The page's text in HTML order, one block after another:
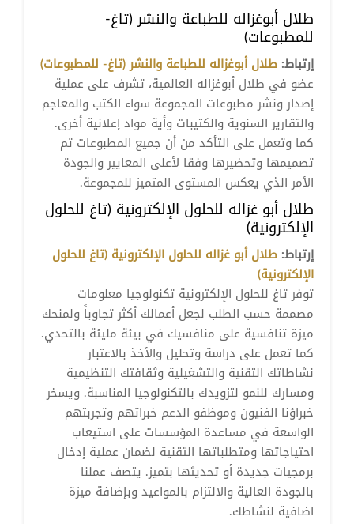
طلال أبوغزاله للطباعة والنشر (تاغ-
للمطبوعات)
إرتباط: طلال أبوغزاله للطباعة والنشر (تاغ- للمطبوعات)
عضو في طلال أبوغزاله العالمية، تشرف على عملية
إصدار ونشر مطبوعات المجموعة سواء الكتب والمعاجم
والتقارير السنوية والكتيبات وأية مواد إعلانية أخرى.
كما وتعمل على التأكد من أن جميع المطبوعات تم
تصميمها وتحضيرها وفقا لأعلى المعايير والجودة
الأمر الذي يعكس المستوى المتميز للمجموعة.
طلال أبو غزاله للحلول الإلكترونية (تاغ للحلول
الإلكترونية)
إرتباط: طلال أبو غزاله للحلول الإلكترونية (تاغ للحلول
الإلكترونية)
توفر تاغ للحلول الإلكترونية تكنولوجيا معلومات
مصممة حسب الطلب لجعل أعمالك أكثر تجاوباً ولمنحك
ميزة تنافسية على منافسيك في بيئة مليئة بالتحدي.
كما تعمل على دراسة وتحليل والأخذ بالاعتبار
نشاطاتك التقنية والتشغيلية وثقافتك التنظيمية
ومسارك للنمو لتزويدك بالتكنولوجيا المناسبة. ويسخر
خبراؤنا الفنيون وموظفو الدعم خبراتهم وتجربتهم
الواسعة في مساعدة المؤسسات على استيعاب
احتياجاتها ومتطلباتها التقنية لضمان عملية إدخال
برمجيات جديدة أو تحديثها بتميز. يتصف عملنا
بالجودة العالية والالتزام بالمواعيد وبإضافة ميزة
اضافية لنشاطك.